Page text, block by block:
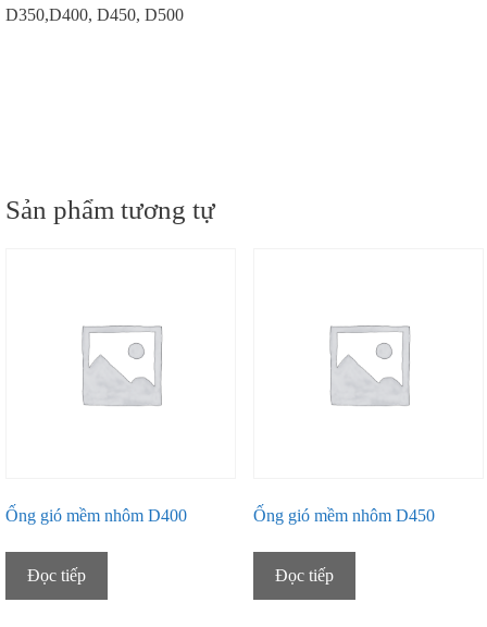
D350,D400, D450, D500
Sản phẩm tương tự
Ống gió mềm nhôm D400
Đọc tiếp
Ống gió mềm nhôm D450
Đọc tiếp